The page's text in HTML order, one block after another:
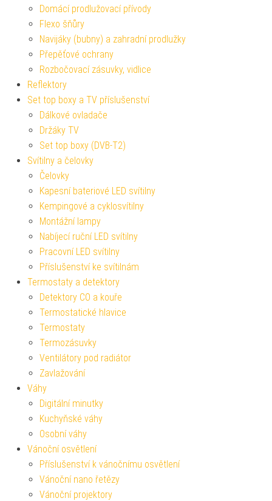
Domácí prodlužovací přívody
Flexo šňůry
Navijáky (bubny) a zahradní prodlužky
Přepěťové ochrany
Rozbočovací zásuvky, vidlice
Reflektory
Set top boxy a TV příslušenství
Dálkové ovladače
Držáky TV
Set top boxy (DVB-T2)
Svítilny a čelovky
Čelovky
Kapesní bateriové LED svítilny
Kempingové a cyklosvítilny
Montážní lampy
Nabíjecí ruční LED svítilny
Pracovní LED svítilny
Příslušenství ke svítilnám
Termostaty a detektory
Detektory CO a kouře
Termostatické hlavice
Termostaty
Termozásuvky
Ventilátory pod radiátor
Zavlažování
Váhy
Digitální minutky
Kuchyňské váhy
Osobní váhy
Vánoční osvětlení
Příslušenství k vánočnímu osvětlení
Vánoční nano řetězy
Vánoční projektory